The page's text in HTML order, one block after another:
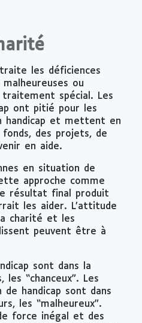
les déficiences
ou
spécial. Les
ont pitié pour les
handicap et mettent en
des projets, de
en aide.
en situation de
approche comme
résultat final produit
les aider. L’attitude
charité et les
peuvent être à
sont dans la
“chanceux”. Les
handicap sont dans
les “malheureux”.
force inégal et des